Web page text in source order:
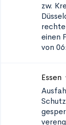
zw.
einen
von
Essen